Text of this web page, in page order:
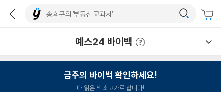
예스24 바이백
금주의 바이백 확인하세요!
다 읽은 책 최고가로 삽니다!